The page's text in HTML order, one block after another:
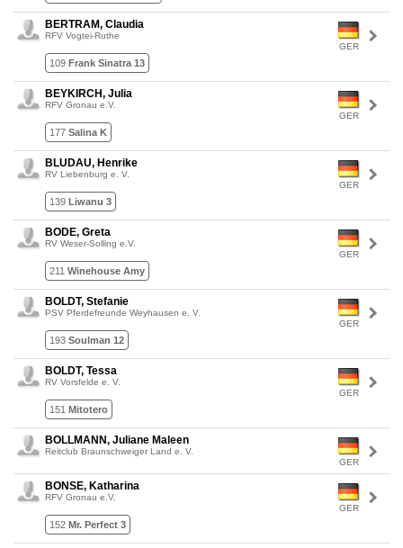
GER
BERTRAM, Claudia
RFV Vogtei-Ruthe
109 Frank Sinatra 13
GER
BEYKIRCH, Julia
RFV Gronau e.V.
177 Salina K
GER
BLUDAU, Henrike
RV Liebenburg e. V.
139 Liwanu 3
GER
BODE, Greta
RV Weser-Solling e.V.
211 Winehouse Amy
GER
BOLDT, Stefanie
PSV Pferdefreunde Weyhausen e. V.
193 Soulman 12
GER
BOLDT, Tessa
RV Vorsfelde e. V.
151 Mitotero
GER
BOLLMANN, Juliane Maleen
Reitclub Braunschweiger Land e. V.
GER
BONSE, Katharina
RFV Gronau e.V.
152 Mr. Perfect 3